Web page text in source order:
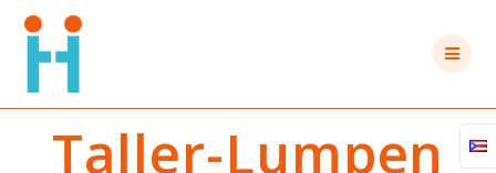
Taller-Lumpen